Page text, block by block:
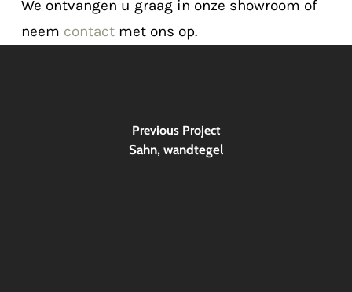
We ontvangen u graag in onze showroom of
neem contactmet ons op.
Previous Project
Sahn, wandtegel